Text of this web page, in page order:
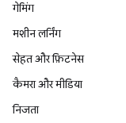
गेमिंग
मशीन लर्निंग
सेहत और फ़िटनेस
कैमरा और मीडिया
निजता